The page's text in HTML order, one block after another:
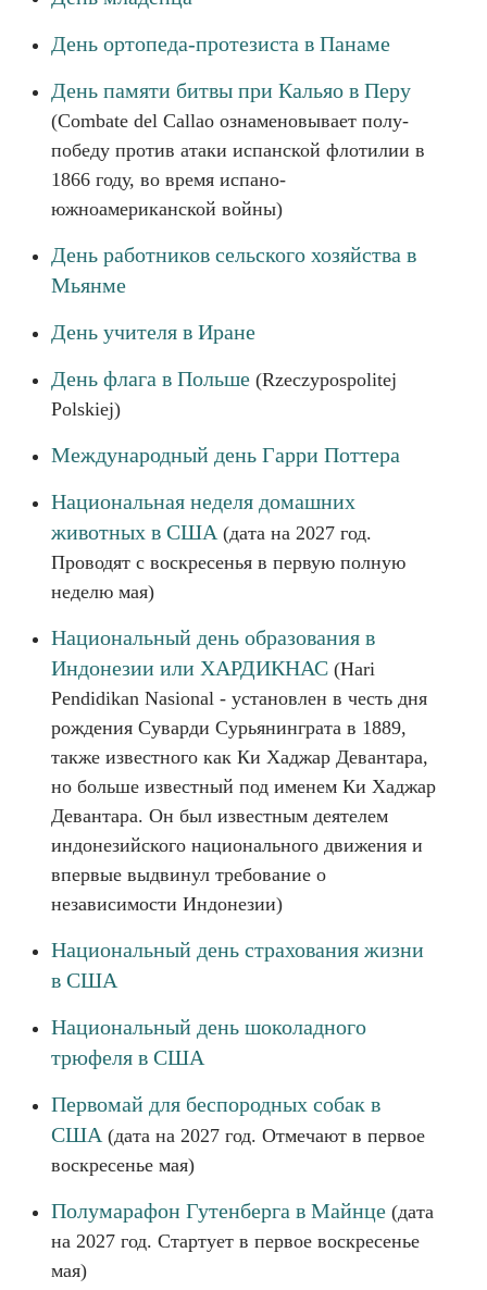
День ортопеда-протезиста в Панаме
День памяти битвы при Кальяо в Перу
(Combate del Callao ознаменовывает полу-
победу против атаки испанской флотилии в
1866 году, во время испано-
южноамериканской войны)
День работников сельского хозяйства в
Мьянме
День учителя в Иране
День флага в Польше (Rzeczypospolitej
Polskiej)
Международный день Гарри Поттера
Национальная неделя домашних
животных в США(дата на 2027 год.
Проводят с воскресенья в первую полную
неделю мая)
Национальный день образования в
Индонезии или ХАРДИКНАС (Hari
Pendidikan Nasional - установлен в честь дня
рождения Суварди Сурьянинграта в 1889,
также известного как Ки Хаджар Девантара,
но больше известный под именем Ки Хаджар
Девантара. Он был известным деятелем
индонезийского национального движения и
впервые выдвинул требование о
независимости Индонезии)
Национальный день страхования жизни
в США
Национальный день шоколадного
трюфеля в США
Первомай для беспородных собак в
США(дата на 2027 год. Отмечают в первое
воскресенье мая)
Полумарафон Гутенберга в Майнце (дата
на 2027 год. Стартует в первое воскресенье
мая)